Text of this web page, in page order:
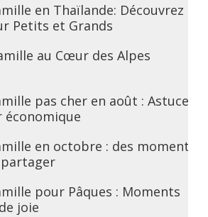
en Thaïlande: Découvrez
Petits et Grands
au Cœur des Alpes
pas cher en août : Astuces
économique
en octobre : des moments
pour Pâques : Moments
joie